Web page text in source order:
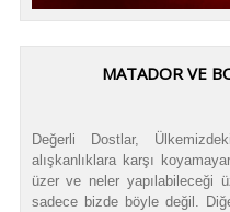
MATADOR VE
Değerli Dostlar,
alışkanlıklara karşı
üzer ve neler yapılabileceği
sadece bizde böyle değil.